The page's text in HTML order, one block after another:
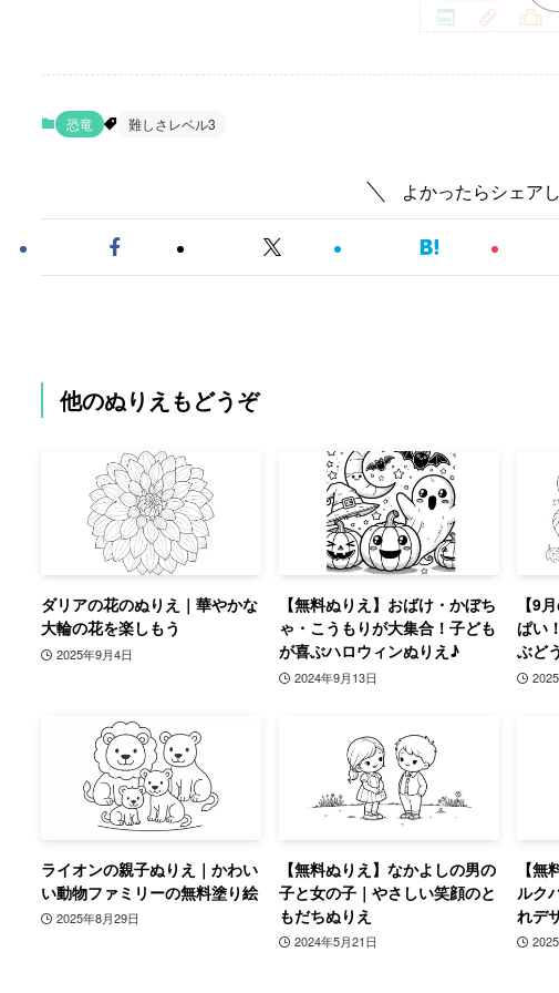
恐竜 難しさレベル3
よかったらシェア
他のぬりえもどうぞ
ダリアの花のぬりえ｜華やかな
大輪の花を楽しもう
2025年9月4日
【無料ぬりえ】おばけ・かぼち
ゃ・こうもりが大集合！子ども
が喜ぶハロウィンぬりえ♪
2024年9月13日
【9
ぱい
ぶど
ライオンの親子ぬりえ｜かわい
い動物ファミリーの無料塗り絵
2025年8月29日
【無料ぬりえ】なかよしの男の
子と女の子｜やさしい笑顔のと
もだちぬりえ
2024年5月21日
【
ルク
れデ